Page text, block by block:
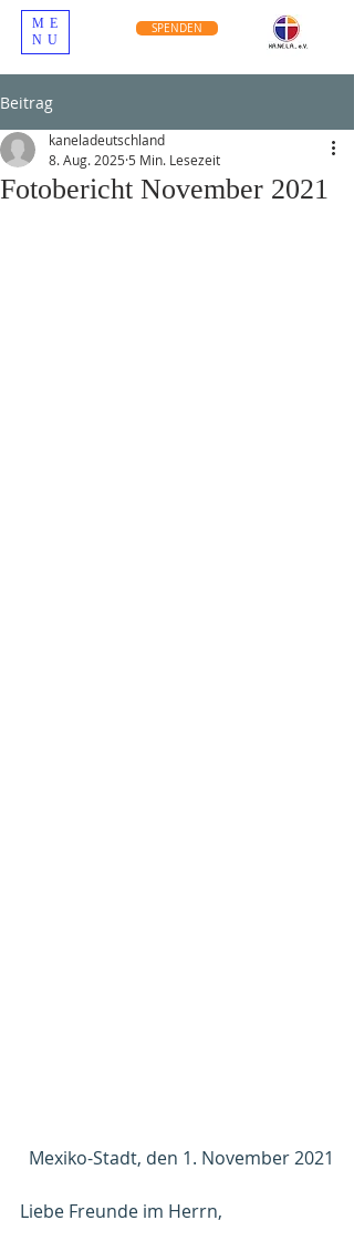
ME
NU
SPENDEN
Beitrag
Fotobericht November 2021
kaneladeutschland
8. Aug. 2025 5 Min. Lesezeit
Mexiko-Stadt, den 1. November 2021
Liebe Freunde im Herrn,